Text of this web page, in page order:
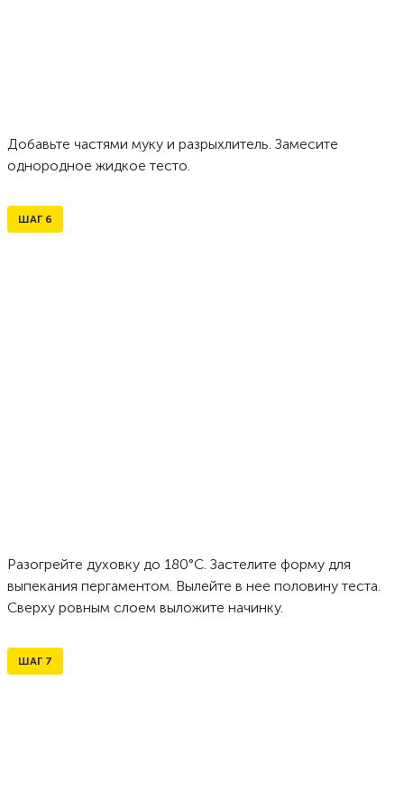
Добавьте частями муку и разрыхлитель. Замесите
однородное жидкое тесто.
ШАГ 6
Разогрейте духовку до 180°C. Застелите форму для
выпекания пергаментом. Вылейте в нее половину теста.
Сверху ровным слоем выложите начинку.
ШАГ 7